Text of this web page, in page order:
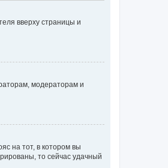
вверху страницы и
модераторам и
на тот, в котором вы
то сейчас удачный